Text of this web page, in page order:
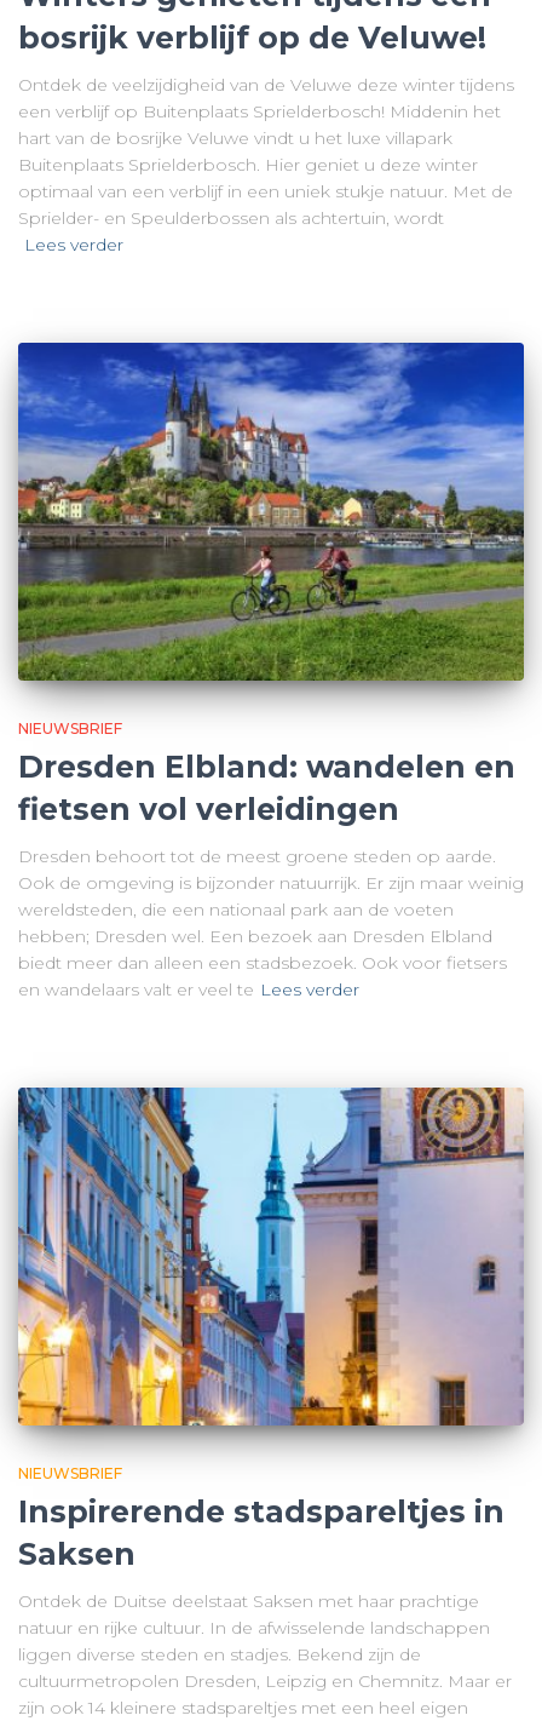
bosrijk verblijf op de Veluwe!
Ontdek de veelzijdigheid van de Veluwe deze winter tijdens
een verblijf op Buitenplaats Sprielderbosch! Middenin het
hart van de bosrijke Veluwe vindt u het luxe villapark
Buitenplaats Sprielderbosch. Hier geniet u deze winter
optimaal van een verblijf in een uniek stukje natuur. Met de
Sprielder- en Speulderbossen als achtertuin, wordt
Lees verder
NIEUWSBRIEF
Dresden Elbland: wandelen en
fietsen vol verleidingen
Dresden behoort tot de meest groene steden op aarde.
Ook de omgeving is bijzonder natuurrijk. Er zijn maar weinig
wereldsteden, die een nationaal park aan de voeten
hebben; Dresden wel. Een bezoek aan Dresden Elbland
biedt meer dan alleen een stadsbezoek. Ook voor fietsers
en wandelaars valt er veel te Lees verder
NIEUWSBRIEF
Inspirerende stadspareltjes in
Saksen
Ontdek de Duitse deelstaat Saksen met haar prachtige
natuur en rijke cultuur. In de afwisselende landschappen
liggen diverse steden en stadjes. Bekend zijn de
cultuurmetropolen Dresden, Leipzig en Chemnitz. Maar er
zijn ook 14 kleinere stadspareltjes met een heel eigen